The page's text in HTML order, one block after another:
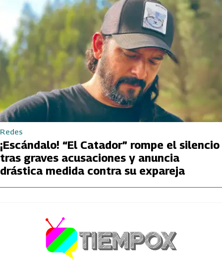
Redes
¡Escándalo! “El Catador” rompe el silencio
tras graves acusaciones y anuncia
drástica medida contra su expareja